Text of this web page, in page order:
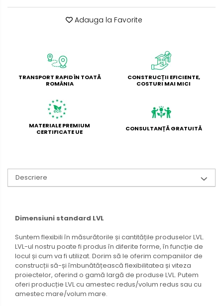
Adauga la Favorite
TRANSPORT RAPID ÎN TOATĂ
ROMÂNIA
CONSTRUCȚII EFICIENTE,
COSTURI MAI MICI
MATERIALE PREMIUM
CERTIFICATE UE
CONSULTANȚĂ GRATUITĂ
Descriere
Dimensiuni standard LVL
Suntem flexibili în măsurătorile și cantitățile produselor LVL.
LVL-ul nostru poate fi produs în diferite forme, în funcție de
locul și cum va fi utilizat. Dorim să le oferim companiilor de
construcții să-și îmbunătățească flexibilitatea și viteza
proiectelor, oferind o gamă largă de produse LVL. Putem
oferi producție LVL cu amestec redus/volum redus sau cu
amestec mare/volum mare.